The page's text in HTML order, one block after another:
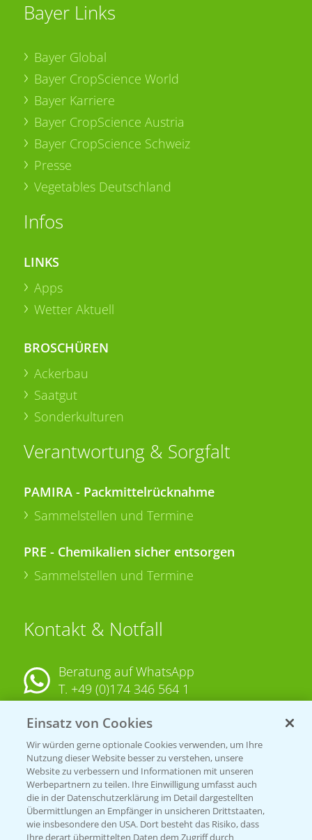
Bayer Links
Bayer Global
Bayer CropScience World
Bayer Karriere
Bayer CropScience Austria
Bayer CropScience Schweiz
Presse
Vegetables Deutschland
Infos
LINKS
Apps
Wetter Aktuell
BROSCHÜREN
Ackerbau
Saatgut
Sonderkulturen
Verantwortung & Sorgfalt
PAMIRA - Packmittelrücknahme
Sammelstellen und Termine
PRE - Chemikalien sicher entsorgen
Sammelstellen und Termine
Kontakt & Notfall
Beratung auf WhatsApp
T. +49 (0)174 346 564 1
KONTAKT
Hilfe in Notfällen
T.+49 (0)214/30-20220
Einsatz von Cookies
Wir würden gerne optionale Cookies verwenden, um Ihre
Nutzung dieser Website besser zu verstehen, unsere
Website zu verbessern und Informationen mit unseren
Werbepartnern zu teilen. Ihre Einwilligung umfasst auch
die in der Datenschutzerklärung im Detail dargestellten
Übermittlungen an Empfänger in unsicheren Drittstaaten,
wie insbesondere den USA. Dort besteht das Risiko, dass
Ihre derart übermittelten Daten dem Zugriff durch